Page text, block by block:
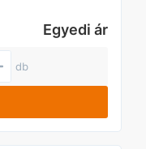
Egyedi ár
db